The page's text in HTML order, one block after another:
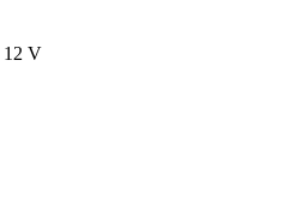
12 V